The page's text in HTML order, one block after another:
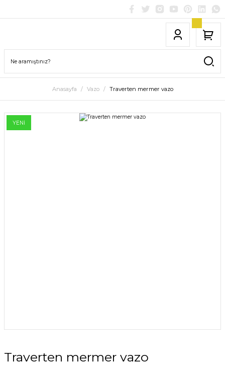
Anasayfa Vazo Traverten mermer vazo
YENİ
Traverten mermer vazo